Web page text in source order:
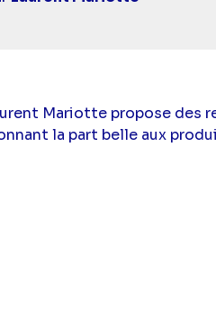
Mariotte propose
la part belle aux